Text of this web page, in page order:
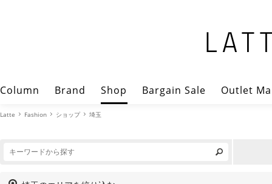
Column Brand Shop Bargain Sale Outlet
Latte Fashion ショップ 埼玉